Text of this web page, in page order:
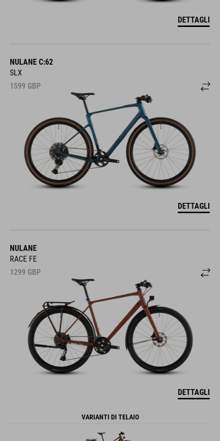
DETTAGLI
NULANE C:62
SLX
1599 GBP
DETTAGLI
NULANE
RACE FE
1299 GBP
DETTAGLI
VARIANTI DI TELAIO